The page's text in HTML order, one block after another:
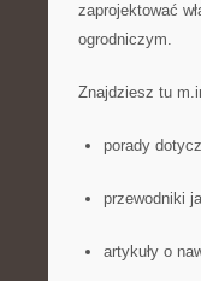
zaprojektować
ogrodniczym.
Znajdziesz tu
porady
przewodniki
artykuły o